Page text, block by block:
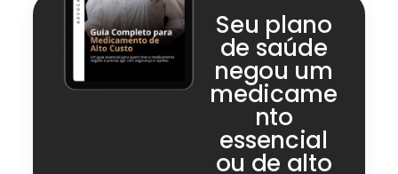
Seu plano
de saúde
negou um
medicame
nto
essencial
ou de alto